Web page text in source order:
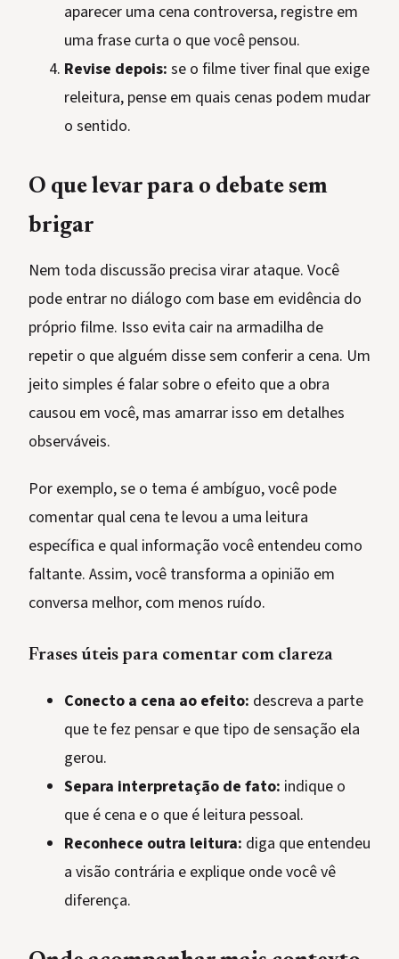
aparecer uma cena controversa, registre em
uma frase curta o que você pensou.
Revise depois: se o filme tiver final que exige
releitura, pense em quais cenas podem mudar
o sentido.
O que levar para o debate sem
brigar
Nem toda discussão precisa virar ataque. Você
pode entrar no diálogo com base em evidência do
próprio filme. Isso evita cair na armadilha de
repetir o que alguém disse sem conferir a cena. Um
jeito simples é falar sobre o efeito que a obra
causou em você, mas amarrar isso em detalhes
observáveis.
Por exemplo, se o tema é ambíguo, você pode
comentar qual cena te levou a uma leitura
específica e qual informação você entendeu como
faltante. Assim, você transforma a opinião em
conversa melhor, com menos ruído.
Frases úteis para comentar com clareza
Conecto a cena ao efeito: descreva a parte
que te fez pensar e que tipo de sensação ela
gerou.
Separa interpretação de fato: indique o
que é cena e o que é leitura pessoal.
Reconhece outra leitura: diga que entendeu
a visão contrária e explique onde você vê
diferença.